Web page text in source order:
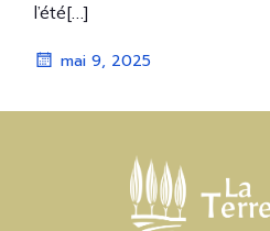
l’été[…]
mai 9, 2025